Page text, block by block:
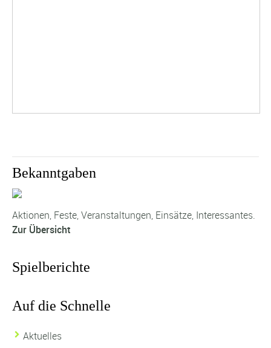
Bekanntgaben
Aktionen, Feste, Veranstaltungen, Einsätze, Interessantes.
Zur Übersicht
Spielberichte
Auf die Schnelle
Aktuelles